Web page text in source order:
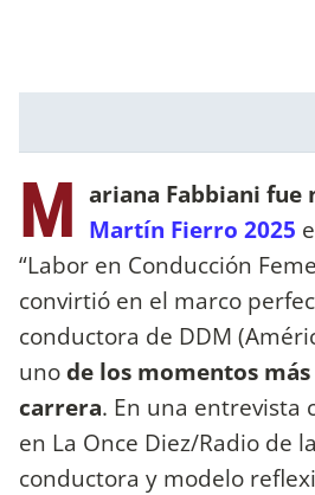
M ariana Fabbiani fue
Martín Fierro 2025
“Labor en Conducción
convirtió en el marco
conductora de DDM
unode los momentos
carrera. En una entrevista
en La Once Diez/Radio de
conductora y modelo